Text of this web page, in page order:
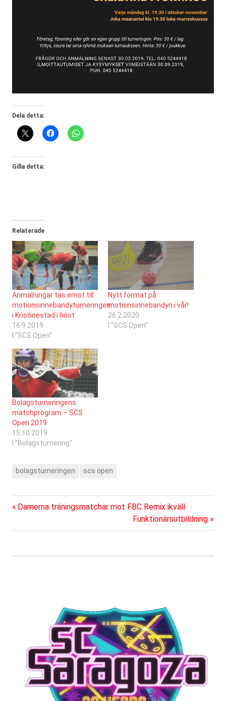
Dela detta:
Gilla detta:
Relaterade
Anmälningar tas emot till
motionsinnebandyturneringen
i Kristinestad i höst
16.9.2019
I ”SCS Open”
Nytt format på
motionsinnebandyn i vår!
26.2.2020
I ”SCS Open”
Bolagsturneringens
matchprogram – SCS
Open 2019
15.10.2019
I ”Bolagsturnering”
bolagsturneringen scs open
Inläggsnavigering
Föregående
Damerna träningsmatchar mot FBC Remix ikväll
Nästa
inlägg:
Funktionärsutbildning